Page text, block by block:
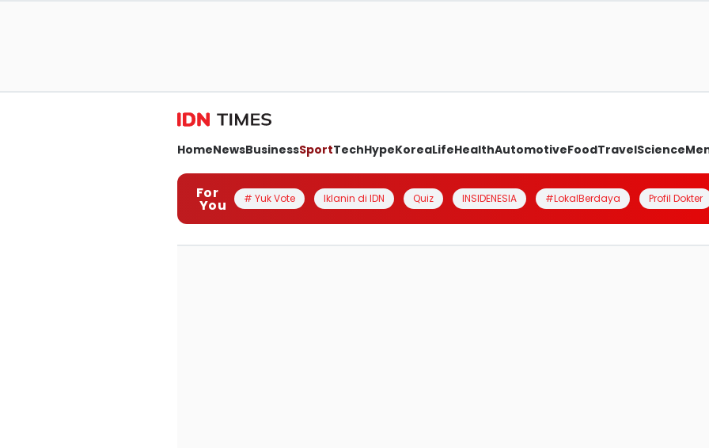
HomeNewsBusinessSportTechHypeKoreaLifeHealthAutomotiveFoodTravelScience
For
You # Yuk Vote Iklanin di IDN Quiz INSIDENESIA #LokalBerdaya Profil Dokter